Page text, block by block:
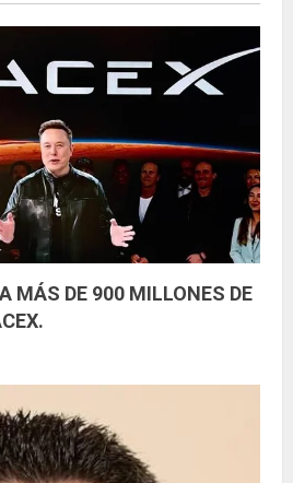
MÁS DE 900 MILLONES DE